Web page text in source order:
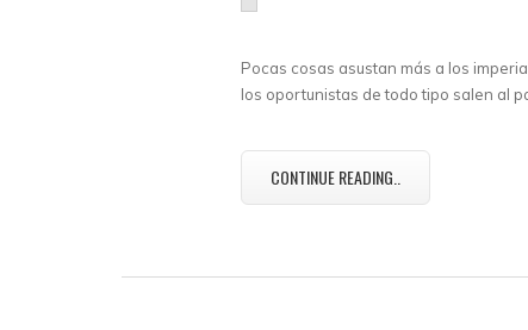
Pocas cosas asustan más a los
los oportunistas de todo tipo salen al
CONTINUE READING..